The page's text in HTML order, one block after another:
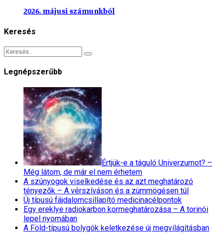
2026. májusi számunkból
Keresés
Legnépszerűbb
Értjük-e a táguló Univerzumot? –
Még látom, de már el nem érhetem
A szúnyogok viselkedése és az azt meghatározó
tényezők – A vérszíváson és a zümmögésen túl
Új típusú fájdalomcsillapító medicinacélpontok
Egy ereklye radiokarbon kormeghatározása – A torinói
lepel nyomában
A Föld-típusú bolygók keletkezése új megvilágításban